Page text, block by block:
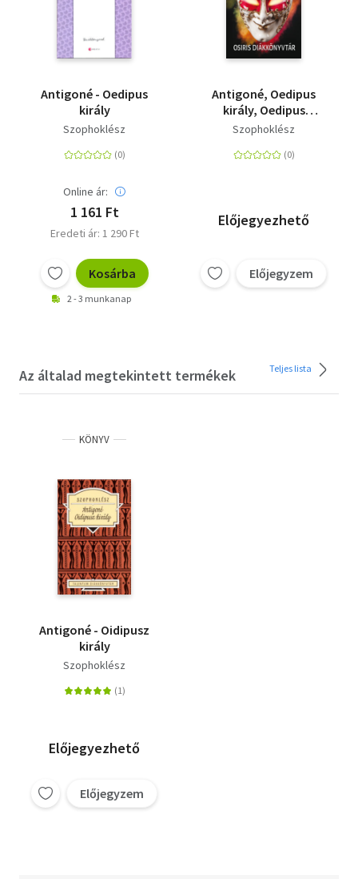
Antigoné - Oedipus
király
Szophoklész
Online ár:
1 161 Ft
Eredeti ár: 1 290 Ft
Kosárba
2 - 3 munkanap
Antigoné, Oedipus
király, Oedipus
Kolónosban, Élektra
Szophoklész
Előjegyezhető
Előjegyzem
Az általad megtekintett termékek Teljes lista
KÖNYV
Antigoné - Oidipusz
király
Szophoklész
Előjegyezhető
Előjegyzem